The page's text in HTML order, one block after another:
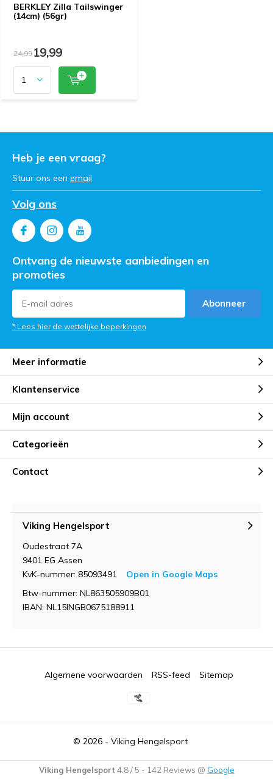
BERKLEY Zilla Tailswinger
(14cm) (56gr)
24,9919,99
Heb je een vraag?
Stuur ons een email
Volg ons
Ontvang de nieuwste aanbiedingen en
promoties
Abonneer
* Lees hier de wettelijke beperkingen
Meer informatie
Klantenservice
Mijn account
Categorieën
Contact
Viking Hengelsport
Oudestraat 7A
9401 EG Assen
KvK-nummer: 85093491
Open in Google Maps
Btw-nummer: NL863505909B01
IBAN: NL15INGB0675188911
© 2026 - Viking Hengelsport
Algemene voorwaarden RSS-feed Sitemap
Viking Hengelsport4.8/5 - 142 Reviews @ Google